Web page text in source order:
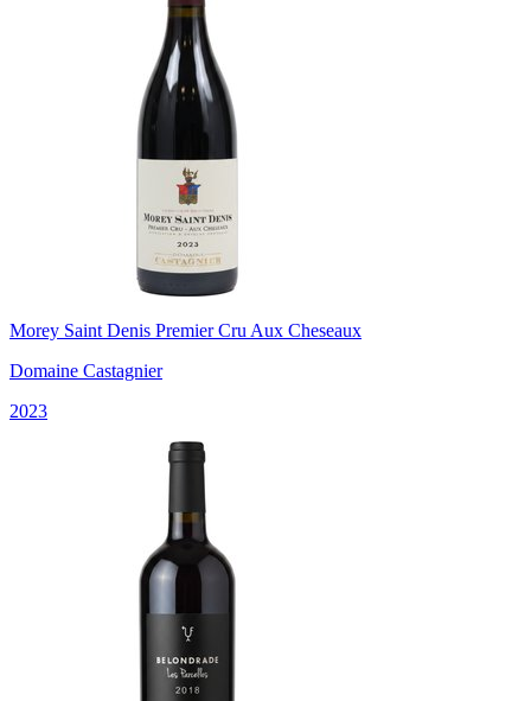
Morey Saint Denis Premier Cru Aux Cheseaux
Domaine Castagnier
2023